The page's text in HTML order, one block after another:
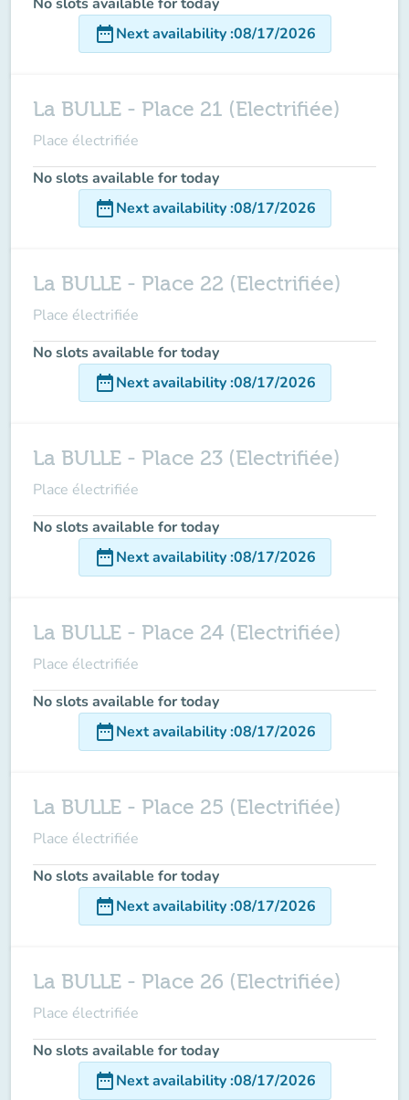
date_rangeNext availability:08/17/2026
La BULLE - Place 21 (Electrifiée)
Place électrifiée
No slots available for today
date_rangeNext availability:08/17/2026
La BULLE - Place 22 (Electrifiée)
Place électrifiée
No slots available for today
date_rangeNext availability:08/17/2026
La BULLE - Place 23 (Electrifiée)
Place électrifiée
No slots available for today
date_rangeNext availability:08/17/2026
La BULLE - Place 24 (Electrifiée)
Place électrifiée
No slots available for today
date_rangeNext availability:08/17/2026
La BULLE - Place 25 (Electrifiée)
Place électrifiée
No slots available for today
date_rangeNext availability:08/17/2026
La BULLE - Place 26 (Electrifiée)
Place électrifiée
No slots available for today
date_rangeNext availability:08/17/2026